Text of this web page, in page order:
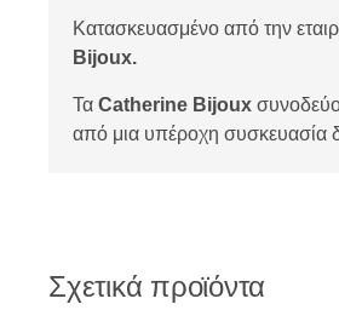
Κατασκευασμένο από την
Bijoux.
Τα Catherine Bijoux
από μια υπέροχη συσκευασία
Σχετικά προϊόντα